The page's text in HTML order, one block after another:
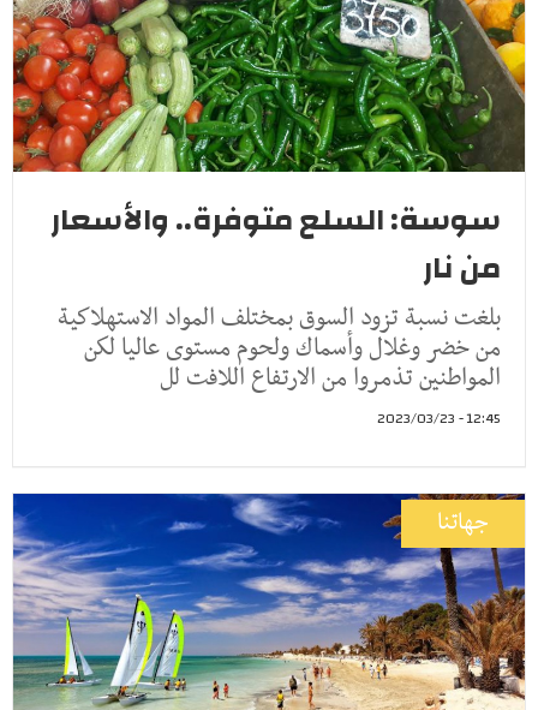
سوسة: السلع متوفرة.. والأسعار
من نار
بلغت نسبة تزود السوق بمختلف المواد الاستهلاكية
من خضر وغلال وأسماك ولحوم مستوى عاليا لكن
المواطنين تذمروا من الارتفاع اللافت لل
12:45 - 2023/03/23
جهاتنا